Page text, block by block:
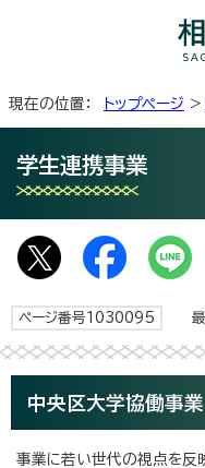
現在の位置： トップページ >
学生連携事業
ページ番号1030095 最
中央区大学協働事業
事業に若い世代の視点を反